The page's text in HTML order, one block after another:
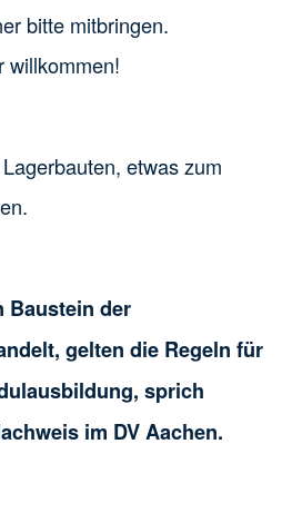
bitte mitbringen.
willkommen!
etwas zum
Baustein der
gelten die Regeln für
sprich
im DV Aachen.